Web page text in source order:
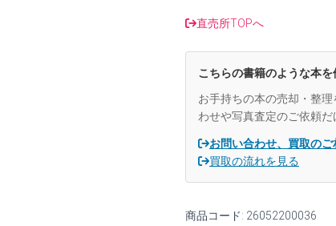
(確
論
直売所TOPへ
こちらの書籍のような本
お手持ちの本の売却・整
わせや写真査定のご依頼だ
お問い合わせ、買取のご
買取の流れを見る
商品コード: 26052200036